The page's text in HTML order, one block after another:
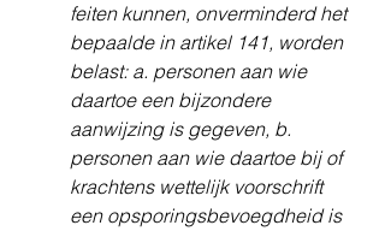
feiten kunnen, onverminderd het
bepaalde in artikel 141, worden
belast: a. personen aan wie
daartoe een bijzondere
aanwijzing is gegeven, b.
personen aan wie daartoe bij of
krachtens wettelijk voorschrift
een opsporingsbevoegdheid is